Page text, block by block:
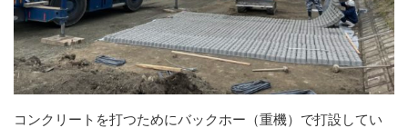
コンクリートを打つためにバックホー（重機）で打設してい